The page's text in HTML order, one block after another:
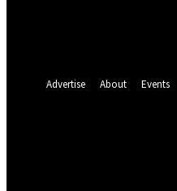
Advertise
About Events